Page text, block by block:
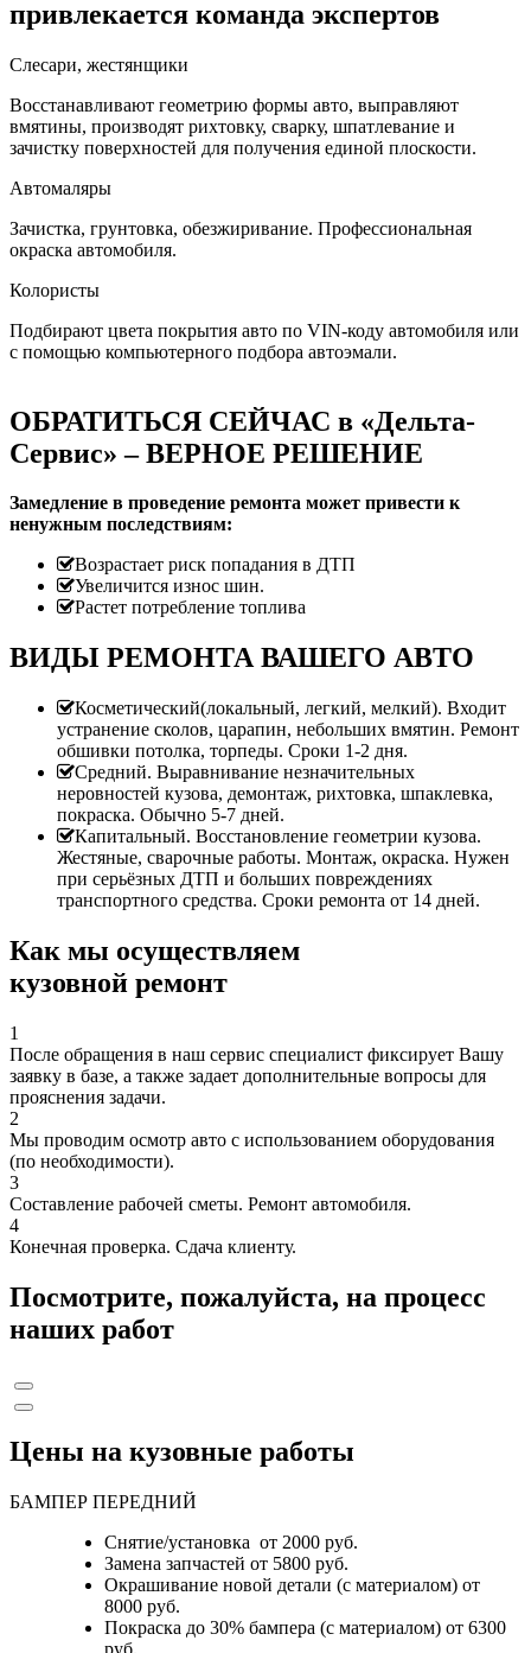
привлекается команда экспертов
Слесари, жестянщики
Восстанавливают геометрию формы авто, выправляют
вмятины, производят рихтовку, сварку, шпатлевание и
зачистку поверхностей для получения единой плоскости.
Автомаляры
Зачистка, грунтовка, обезжиривание. Профессиональная
окраска автомобиля.
Колористы
Подбирают цвета покрытия авто по VIN-коду автомобиля или
с помощью компьютерного подбора автоэмали.
ОБРАТИТЬСЯ СЕЙЧАС в «Дельта-
Сервис» – ВЕРНОЕ РЕШЕНИЕ
Замедление в проведение ремонта может привести к
ненужным последствиям:
Возрастает риск попадания в ДТП
Увеличится износ шин.
Растет потребление топлива
ВИДЫ РЕМОНТА ВАШЕГО АВТО
Косметический(локальный, легкий, мелкий). Входит
устранение сколов, царапин, небольших вмятин. Ремонт
обшивки потолка, торпеды. Сроки 1-2 дня.
Средний. Выравнивание незначительных
неровностей кузова, демонтаж, рихтовка, шпаклевка,
покраска. Обычно 5-7 дней.
Капитальный. Восстановление геометрии кузова.
Жестяные, сварочные работы. Монтаж, окраска. Нужен
при серьёзных ДТП и больших повреждениях
транспортного средства. Сроки ремонта от 14 дней.
Как мы осуществляем
кузовной ремонт
1
После обращения в наш сервис специалист фиксирует Вашу
заявку в базе, а также задает дополнительные вопросы для
прояснения задачи.
2
Мы проводим осмотр авто с использованием оборудования
(по необходимости).
3
Составление рабочей сметы. Ремонт автомобиля.
4
Конечная проверка. Сдача клиенту.
Посмотрите, пожалуйста, на процесс
наших работ
Цены на кузовные работы
БАМПЕР ПЕРЕДНИЙ
Снятие/установка от 2000 руб.
Замена запчастей от 5800 руб.
Окрашивание новой детали (с материалом) от
8000 руб.
Покраска до 30% бампера (с материалом) от 6300
руб.